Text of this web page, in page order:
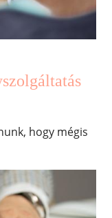
hogy mégis